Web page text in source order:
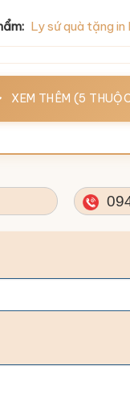
Ly sứ quà tặng in
XEM THÊM (5